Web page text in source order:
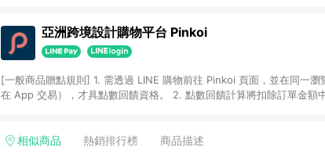
亞洲跨境設計購物平台 Pinkoi
[一般商品贈點規則] 1. 需透過 LINE 購物前往 Pinkoi 頁面，並在同一
在 App 交易），才具點數回饋資格。 2. 點數回饋計算將扣除訂單金額
格，部分退款不在此限。 6. APP 請更新至Android v4.6.0 / iOS v4.1.5
相似商品 熱銷排行榜 商品描述